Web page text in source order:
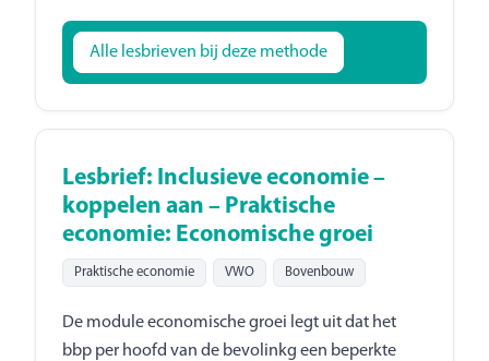
Alle lesbrieven bij deze methode
Lesbrief: Inclusieve economie –
koppelen aan – Praktische
economie: Economische groei
Praktische economie VWO Bovenbouw
De module economische groei legt uit dat het
bbp per hoofd van de bevolinkg een beperkte